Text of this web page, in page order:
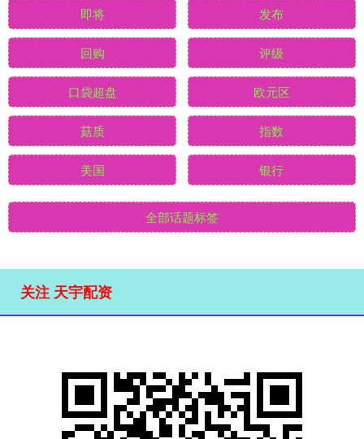
即将 发布
回购 评级
口袋超盘 欧元区
菇质 指数
美国 银行
全部话题标签
关注 天宇配资